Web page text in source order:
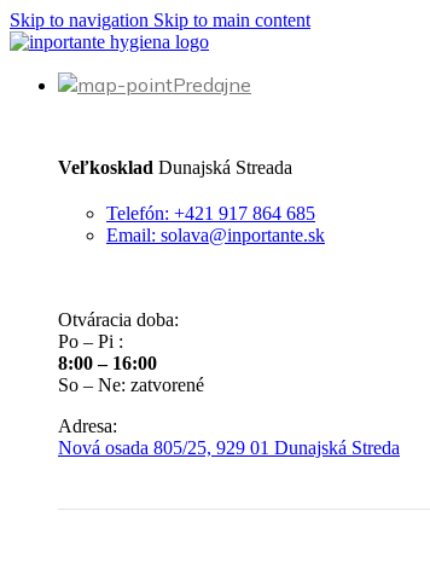
Skip to navigation Skip to main content
Predajne
Veľkosklad Dunajská Streada
Telefón: +421 917 864 685
Email: solava@inportante.sk
Otváracia doba:
Po – Pi :
8:00 – 16:00
So – Ne: zatvorené
Adresa:
Nová osada 805/25, 929 01 Dunajská Streda